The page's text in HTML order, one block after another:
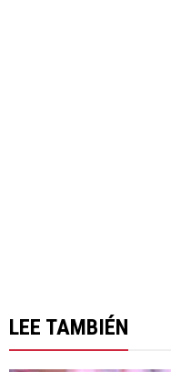
LEE TAMBIÉN